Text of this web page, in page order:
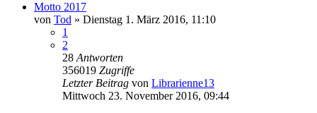
Motto 2017
von Tod » Dienstag 1. März 2016, 11:10
1
2
28 Antworten
356019 Zugriffe
Letzter Beitrag von Librarienne13
Mittwoch 23. November 2016, 09:44